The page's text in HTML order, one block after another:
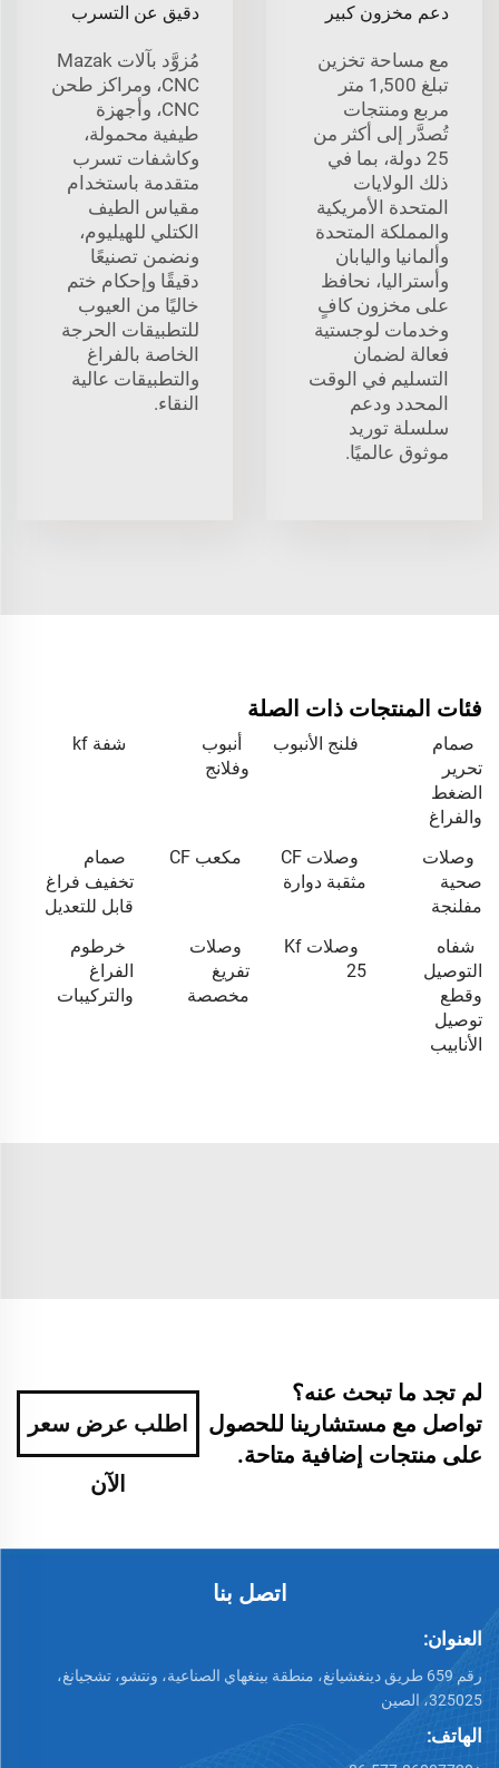
دعم مخزون كبير
مع مساحة تخزين
تبلغ 1,500 متر
مربع ومنتجات
تُصدَّر إلى أكثر من
25 دولة، بما في
ذلك الولايات
المتحدة الأمريكية
والمملكة المتحدة
وألمانيا واليابان
وأستراليا، نحافظ
على مخزون كافٍ
وخدمات لوجستية
فعالة لضمان
التسليم في الوقت
المحدد ودعم
سلسلة توريد
موثوق عالميًا.
دقيق عن التسرب
مُزوَّد بآلات Mazak
CNC، ومراكز طحن
CNC، وأجهزة
طيفية محمولة،
وكاشفات تسرب
متقدمة باستخدام
مقياس الطيف
الكتلي للهيليوم،
ونضمن تصنيعًا
دقيقًا وإحكام ختم
خاليًا من العيوب
للتطبيقات الحرجة
الخاصة بالفراغ
والتطبيقات عالية
النقاء.
فئات المنتجات ذات الصلة
صمام
تحرير
الضغط
والفراغ
فلنج الأنبوب
أنبوب
وفلانج
شفة kf
وصلات
صحية
مفلنجة
وصلات CF
مثقبة دوارة
مكعب CF
صمام
تخفيف فراغ
قابل للتعديل
شفاه
التوصيل
وقطع
توصيل
الأنابيب
وصلات Kf
25
وصلات
تفريغ
مخصصة
خرطوم
الفراغ
والتركيبات
لم تجد ما تبحث عنه؟
تواصل مع مستشارينا للحصول
على منتجات إضافية متاحة.
اطلب عرض سعر
الآن
اتصل بنا
العنوان:
رقم 659 طريق دينغشيانغ، منطقة بينغهاي الصناعية، ونتشو، تشجيانغ،
325025، الصين
الهاتف: